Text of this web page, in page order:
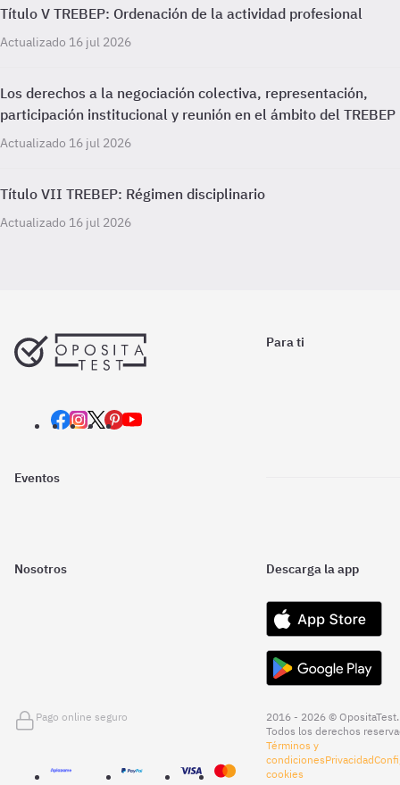
Título V TREBEP: Ordenación de la actividad profesional
Actualizado 16 jul 2026
Los derechos a la negociación colectiva, representación,
participación institucional y reunión en el ámbito del TREBEP
Actualizado 16 jul 2026
Título VII TREBEP: Régimen disciplinario
Actualizado 16 jul 2026
Para ti
Eventos
Nosotros Descarga la app
Pago online seguro
2016 - 2026 © OpositaTest.
Todos los derechos
Términos y
condicionesPrivacidad
cookies